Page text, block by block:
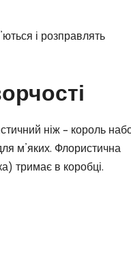
і розправлять
ніж – король
м’яких. Флористична
тримає в коробці.